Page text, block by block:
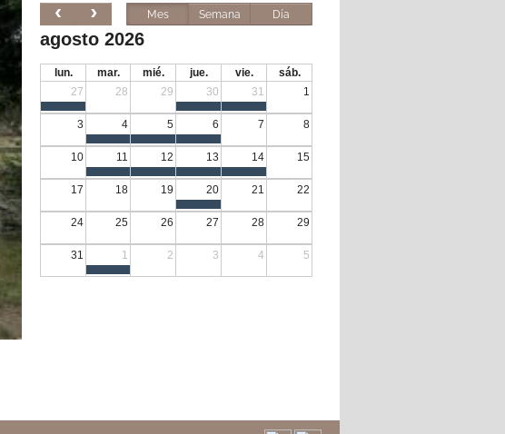
Mes Semana Día
agosto 2026
lun. mar. mié. jue. vie.
sáb.
27
28 29 30 31 1
3 4 5 6 7 8
10 11 12 13 14 15
17 18 19 20 21 22
24 25 26 27 28 29
31 1 2 3 4 5